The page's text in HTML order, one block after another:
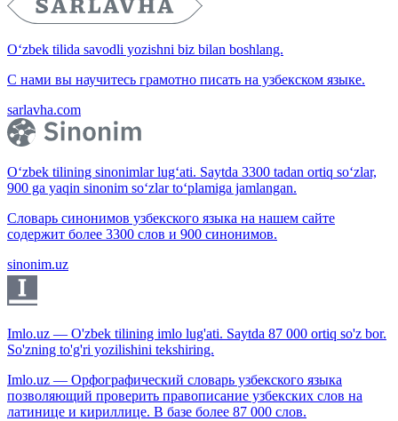
O‘zbek tilida savodli yozishni biz bilan boshlang.
С нами вы научитесь грамотно писать на узбекском языке.
sarlavha.com
O‘zbek tilining sinonimlar lug‘ati. Saytda 3300 tadan ortiq so‘zlar,
900 ga yaqin sinonim so‘zlar to‘plamiga jamlangan.
Словарь синонимов узбекского языка на нашем сайте
содержит более 3300 слов и 900 синонимов.
sinonim.uz
Imlo.uz — O'zbek tilining imlo lug'ati. Saytda 87 000 ortiq so'z bor.
So'zning to'g'ri yozilishini tekshiring.
Imlo.uz — Орфографический словарь узбекского языка
позволяющий проверить правописание узбекских слов на
латинице и кириллице. В базе более 87 000 слов.